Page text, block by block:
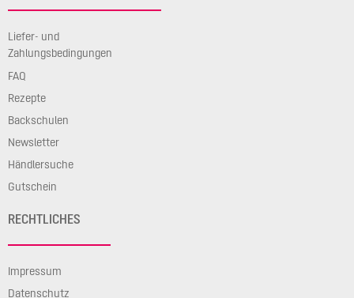
Liefer- und
Zahlungsbedingungen
FAQ
Rezepte
Backschulen
Newsletter
Händlersuche
Gutschein
RECHTLICHES
Impressum
Datenschutz